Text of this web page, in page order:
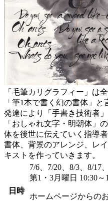
「毛筆カリグラフィー」は
「筆1本で書く幻の書体」
発達により「手書き技術者
「おしゃれ文字・明朝体」
体を後世に伝えていく指導
書体、背景のアレンジ、レ
キストを作っていきます。
日時
7/6、7/20、8/3、8/17
第1・3月曜日 10:30～
ホームページからの